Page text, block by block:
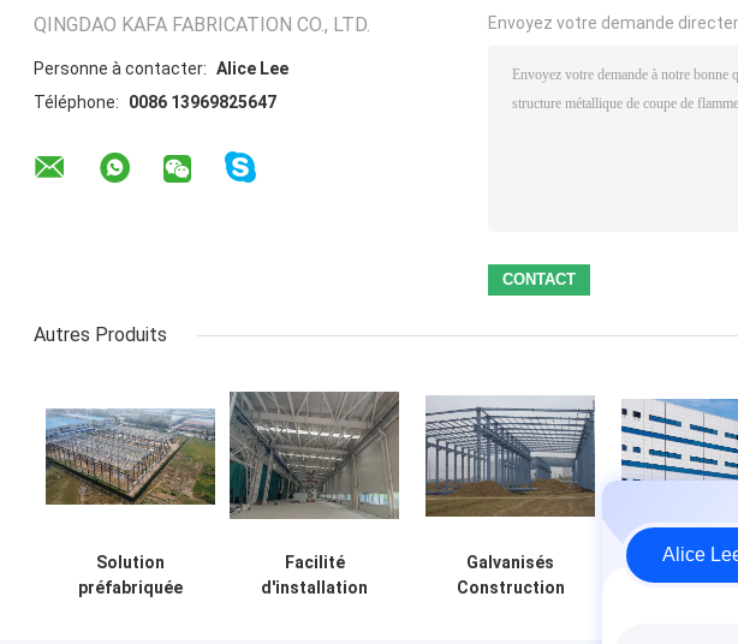
QINGDAO KAFA FABRICATION CO., LTD.
Personne à contacter: Alice Lee
Téléphone:
0086 13969825647
Envoyez votre demande
Autres Produits
Solution
préfabriquée
Facilité
d'installation
Galvanisés
Construction
Installation
Alice